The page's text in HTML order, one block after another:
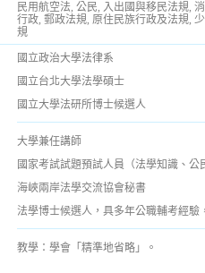
民用航空法, 公民, 入出國與移民法規,
行政, 郵政法規, 原住民族行政及法規,
規
國立政治大學法律系
國立台北大學法學碩士
國立大學法研所博士候選人
大學兼任講師
國家考試試題預試人員（法學知識、公
海峽兩岸法學交流協會秘書
法學博士候選人，具多年公職輔考經驗
教學：學會「精準地省略」。